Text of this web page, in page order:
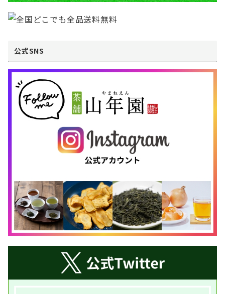
公式SNS